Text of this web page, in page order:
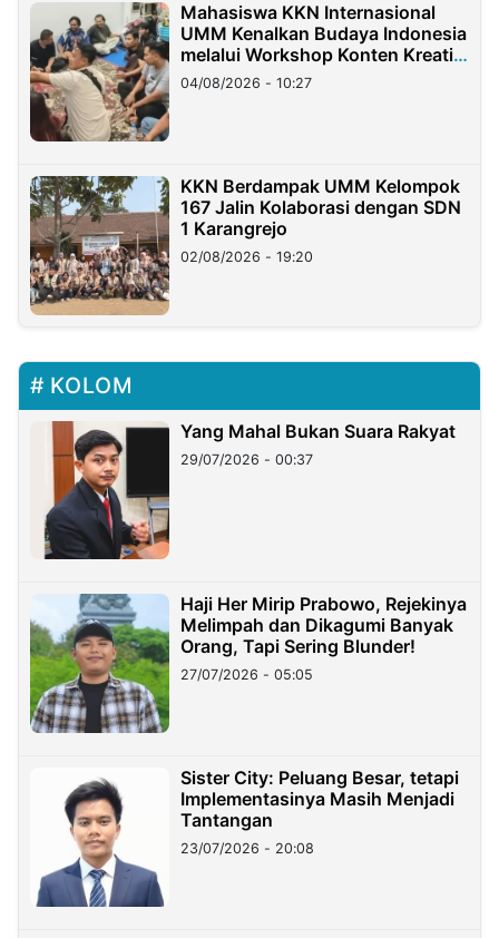
Mahasiswa KKN Internasional
UMM Kenalkan Budaya Indonesia
melalui Workshop Konten Kreatif
di Taiwan
04/08/2026 - 10:27
KKN Berdampak UMM Kelompok
167 Jalin Kolaborasi dengan SDN
1 Karangrejo
02/08/2026 - 19:20
KOLOM
Yang Mahal Bukan Suara Rakyat
29/07/2026 - 00:37
Haji Her Mirip Prabowo, Rejekinya
Melimpah dan Dikagumi Banyak
Orang, Tapi Sering Blunder!
27/07/2026 - 05:05
Sister City: Peluang Besar, tetapi
Implementasinya Masih Menjadi
Tantangan
23/07/2026 - 20:08